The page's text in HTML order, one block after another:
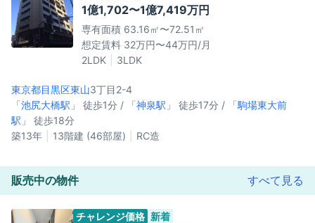
1億1,702〜1億7,419万円
専有面積 63.16㎡〜72.51㎡
想定賃料 32万円〜44万円/月
2LDK
3LDK
東京都目黒区東山3丁目2-4
「池尻大橋駅 」 徒歩1分 / 「神泉駅 」 徒歩17分 / 「駒場東大前
駅 」 徒歩18分
築13年
13階建 (46部屋) RC造
販売中の物件 すべて見る
チャレンジ価格 新着